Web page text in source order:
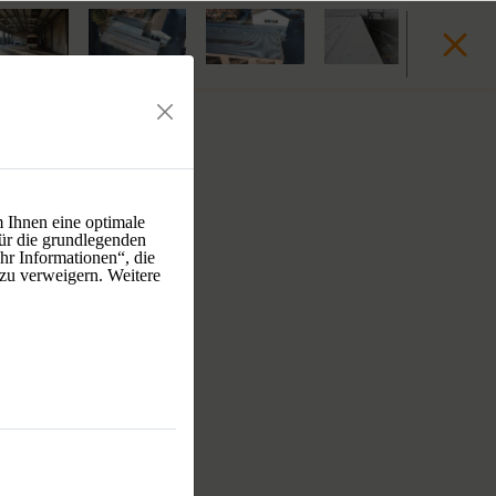
Ihnen eine optimale
die grundlegenden
Informationen“, die
verweigern. Weitere